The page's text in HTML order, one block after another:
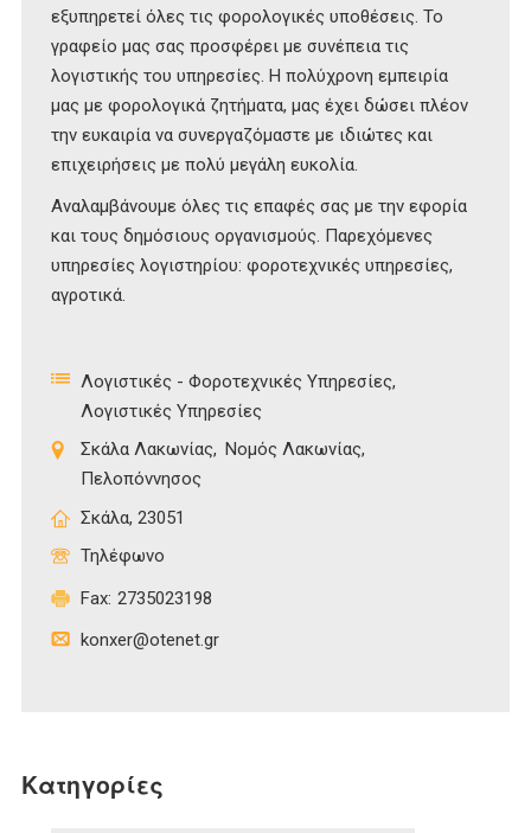
εξυπηρετεί όλες τις φορολογικές υποθέσεις. Το
γραφείο μας σας προσφέρει με συνέπεια τις
λογιστικής του υπηρεσίες. Η πολύχρονη εμπειρία
μας με φορολογικά ζητήματα, μας έχει δώσει πλέον
την ευκαιρία να συνεργαζόμαστε με ιδιώτες και
επιχειρήσεις με πολύ μεγάλη ευκολία.
Αναλαμβάνουμε όλες τις επαφές σας με την εφορία
και τους δημόσιους οργανισμούς. Παρεχόμενες
υπηρεσίες λογιστηρίου: φοροτεχνικές υπηρεσίες,
αγροτικά.
Λογιστικές - Φοροτεχνικές Υπηρεσίες
Λογιστικές Υπηρεσίες
Σκάλα Λακωνίας
Νομός Λακωνίας
Πελοπόννησος
Σκάλα, 23051
Τηλέφωνο
Fax: 2735023198
konxer@otenet.gr
Κατηγορίες